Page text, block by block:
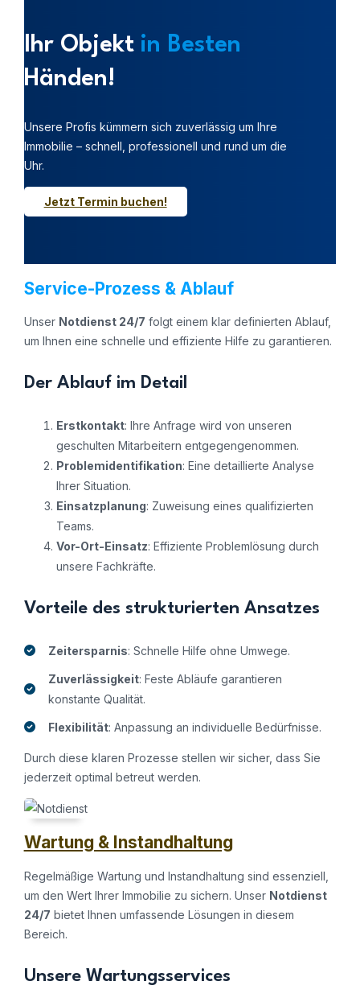
Ihr Objekt in Besten
Händen!
Unsere Profis kümmern sich zuverlässig um Ihre
Immobilie – schnell, professionell und rund um die
Uhr.
Jetzt Termin buchen!
Service-Prozess & Ablauf
Unser Notdienst 24/7 folgt einem klar definierten Ablauf,
um Ihnen eine schnelle und effiziente Hilfe zu garantieren.
Der Ablauf im Detail
Erstkontakt: Ihre Anfrage wird von unseren
geschulten Mitarbeitern entgegengenommen.
Problemidentifikation: Eine detaillierte Analyse
Ihrer Situation.
Einsatzplanung: Zuweisung eines qualifizierten
Teams.
Vor-Ort-Einsatz: Effiziente Problemlösung durch
unsere Fachkräfte.
Vorteile des strukturierten Ansatzes
Zeitersparnis: Schnelle Hilfe ohne Umwege.
Zuverlässigkeit: Feste Abläufe garantieren
konstante Qualität.
Flexibilität: Anpassung an individuelle Bedürfnisse.
Durch diese klaren Prozesse stellen wir sicher, dass Sie
jederzeit optimal betreut werden.
Wartung & Instandhaltung
Regelmäßige Wartung und Instandhaltung sind essenziell,
um den Wert Ihrer Immobilie zu sichern. Unser Notdienst
24/7 bietet Ihnen umfassende Lösungen in diesem
Bereich.
Unsere Wartungsservices